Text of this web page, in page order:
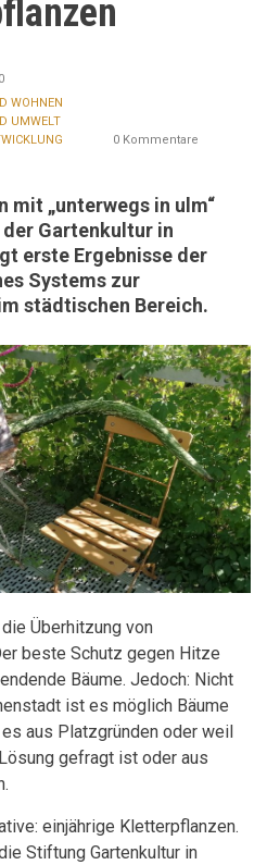
WOHNEN
UMWELT
0 Kommentare
mit „unterwegs in ulm“
Gartenkultur in
erste Ergebnisse der
Systems zur
städtischen Bereich.
Überhitzung von
beste Schutz gegen Hitze
Bäume. Jedoch: Nicht
ist es möglich Bäume
aus Platzgründen oder weil
gefragt ist oder aus
einjährige Kletterpflanzen.
Stiftung Gartenkultur in